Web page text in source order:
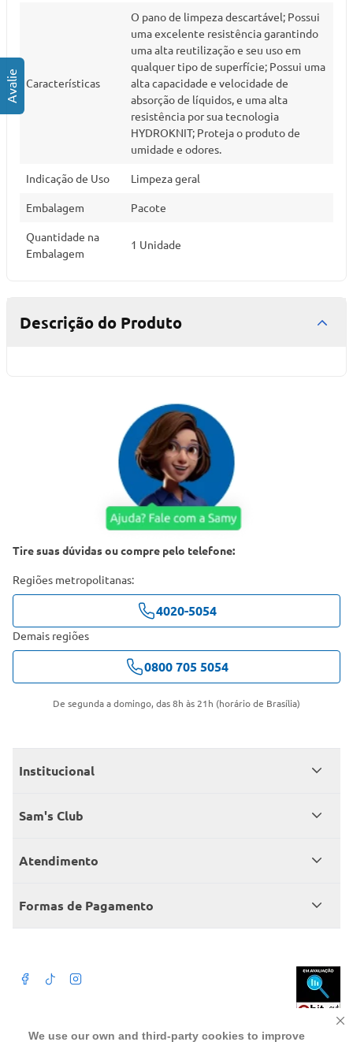
We use our own and third-party cookies to improve
Características
O pano de limpeza descartável; Possui
uma excelente resistência garantindo
uma alta reutilização e seu uso em
qualquer tipo de superfície; Possui uma
alta capacidade e velocidade de
absorção de líquidos, e uma alta
resistência por sua tecnologia
HYDROKNIT; Proteja o produto de
umidade e odores.
Indicação de Uso Limpeza geral
Embalagem Pacote
Quantidade na
Embalagem
1 Unidade
Descrição do Produto
Tire suas dúvidas ou compre pelo telefone:
Regiões metropolitanas:
4020-5054
Demais regiões
0800 705 5054
De segunda a domingo, das 8h às 21h (horário de Brasília)
Institucional
Quem somos
Encontre um Clube
Sam's Club
Seja sócio
Member’s Mark
Atendimento
Fale conosco
Atendimento em libras
Formas de Pagamento
Beba com moderação. A Venda e o consumo de bebida alcoólica são